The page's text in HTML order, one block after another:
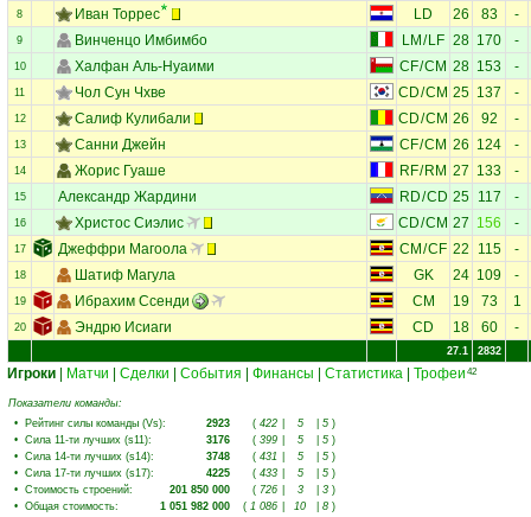
8 Иван Торрес LD 26 83 -
9 Винченцо Имбимбо LM / LF 28 170 -
10 Халфан Аль-Нуаими CF/CM 28 153 -
11 Чол Сун Чхве CD/CM 25 137 -
12 Салиф Кулибали CD/CM 26 92 -
13 Санни Джейн CF/CM 26 124 -
14 Жорис Гуаше RF/ RM 27 133 -
15 Александр Жардини RD/CD 25 117 -
16 Христос Сиэлис CD/CM 27 156 -
17 Джеффри Магоола CM /CF 22 115 -
18 Шатиф Магула GK 24 109 -
19 Ибрахим Ссенди CM 19 73 1
20 Эндрю Исиаги CD 18 60 -
27.1 2832
Игроки Матчи Сделки События Финансы Статистика Трофеи 42
Показатели команды:
• Рейтинг силы команды (Vs): 2923 ( 422 5 5 )
• Сила 11-ти лучших (s11): 3176 ( 399 5 5 )
• Сила 14-ти лучших (s14): 3748 ( 431 5 5 )
• Сила 17-ти лучших (s17): 4225 ( 433 5 5 )
• Стоимость строений: 201 850 000 ( 726 3 3 )
• Общая стоимость: 1 051 982 000 ( 1 086 10 8 )